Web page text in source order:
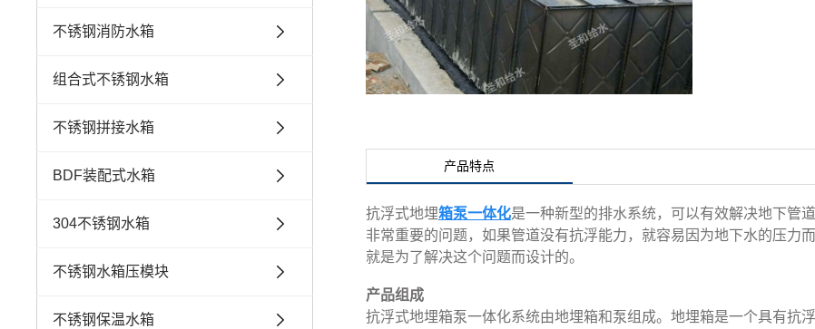
不锈钢消防水箱
组合式不锈钢水箱
不锈钢拼接水箱
BDF装配式水箱
304不锈钢水箱
不锈钢水箱压模块
不锈钢保温水箱
产品特点
抗浮式地埋箱泵一体化是一种新型的排水系统，可以有效解决地下管
非常重要的问题，如果管道没有抗浮能力，就容易因为地下水的压力
就是为了解决这个问题而设计的。
产品组成
抗浮式地埋箱泵一体化系统由地埋箱和泵组成。地埋箱是一个具有抗